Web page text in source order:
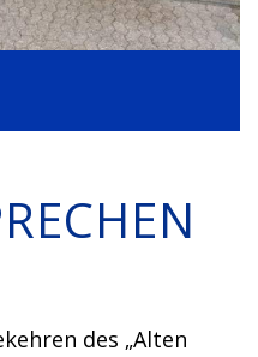
des „Alten